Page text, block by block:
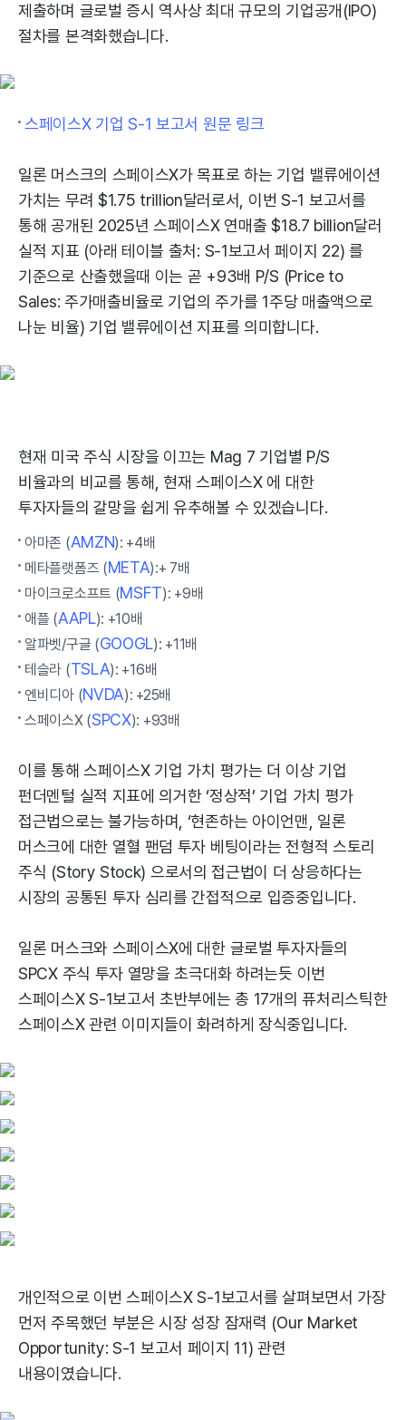
제출하며 글로벌 증시 역사상 최대 규모의 기업공개(IPO)
절차를 본격화했습니다.
스페이스X 기업 S-1 보고서 원문 링크
일론 머스크의 스페이스X가 목표로 하는 기업 밸류에이션
가치는 무려 $1.75 trillion달러로서, 이번 S-1 보고서를
통해 공개된 2025년 스페이스X 연매출 $18.7 billion달러
실적 지표 (아래 테이블 출처: S-1보고서 페이지 22) 를
기준으로 산출했을때 이는 곧 +93배 P/S (Price to
Sales: 주가매출비율로 기업의 주가를 1주당 매출액으로
나눈 비율) 기업 밸류에이션 지표를 의미합니다.
현재 미국 주식 시장을 이끄는 Mag 7 기업별 P/S
비율과의 비교를 통해, 현재 스페이스X 에 대한
투자자들의 갈망을 쉽게 유추해볼 수 있겠습니다.
아마존 (AMZN): +4배
메타플랫폼즈 (META):+ 7배
마이크로소프트 (MSFT): +9배
애플 (AAPL): +10배
알파벳/구글 (GOOGL): +11배
테슬라 (TSLA): +16배
엔비디아 (NVDA): +25배
스페이스X (SPCX): +93배
이를 통해 스페이스X 기업 가치 평가는 더 이상 기업
펀더멘털 실적 지표에 의거한 ‘정상적’ 기업 가치 평가
접근법으로는 불가능하며, ‘현존하는 아이언맨, 일론
머스크에 대한 열혈 팬덤 투자 베팅이라는 전형적 스토리
주식 (Story Stock) 으로서의 접근법이 더 상응하다는
시장의 공통된 투자 심리를 간접적으로 입증중입니다.
일론 머스크와 스페이스X에 대한 글로벌 투자자들의
SPCX 주식 투자 열망을 초극대화 하려는듯 이번
스페이스X S-1보고서 초반부에는 총 17개의 퓨처리스틱한
스페이스X 관련 이미지들이 화려하게 장식중입니다.
개인적으로 이번 스페이스X S-1보고서를 살펴보면서 가장
먼저 주목했던 부분은 시장 성장 잠재력 (Our Market
Opportunity: S-1 보고서 페이지 11) 관련
내용이였습니다.